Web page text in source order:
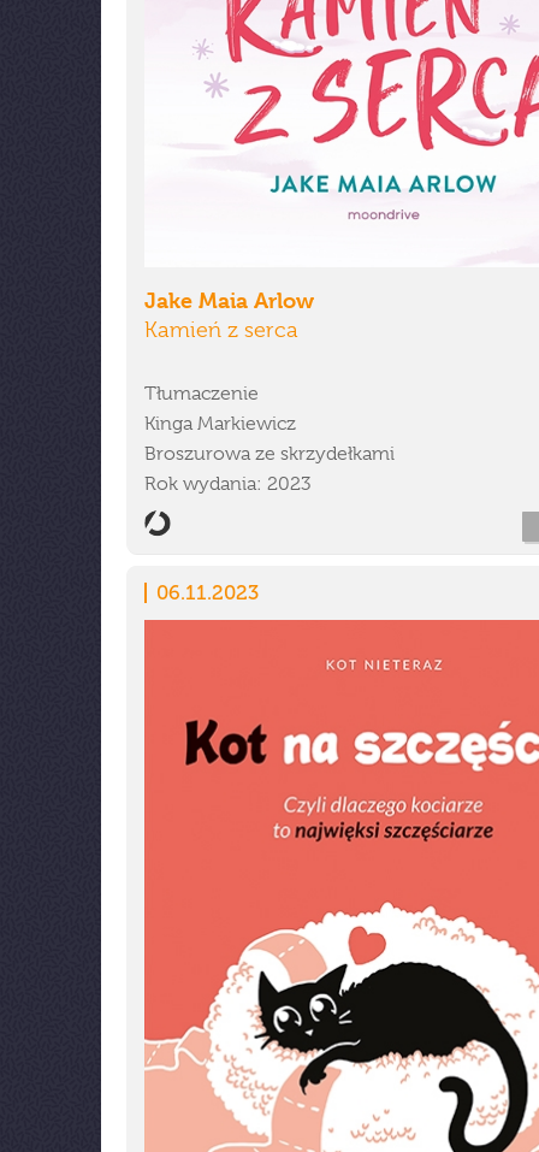
Jake Maia Arlow
Kamień z serca
Tłumaczenie
Kinga Markiewicz
Broszurowa ze skrzydełkami
Rok wydania: 2023
06.11.2023